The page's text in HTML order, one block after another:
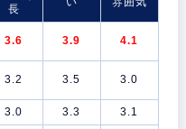
長
3.6 3.9 4.1
3.2 3.5 3.0
3.0 3.3
3.1